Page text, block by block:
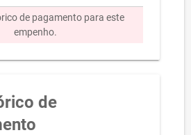
de pagamento para este
empenho.
de